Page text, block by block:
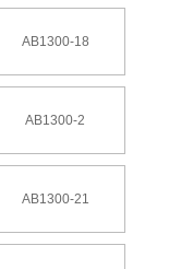
AB1300-18
AB1300-2
AB1300-21